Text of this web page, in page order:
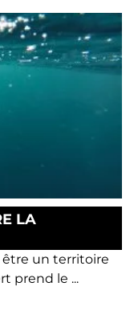
LA
être un territoire
prend le ...